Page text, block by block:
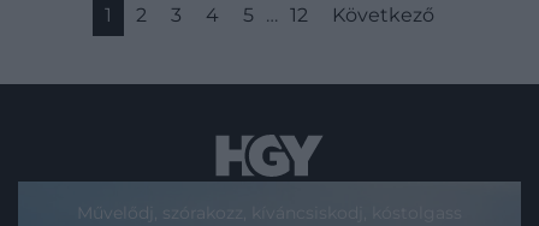
1 2 3 4 5 … 12 Következő
Művelődj, szórakozz, kíváncsiskodj, kóstolgass